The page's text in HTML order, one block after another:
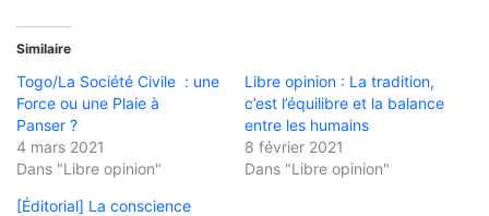
Similaire
Togo/La Société Civile : une
Force ou une Plaie à
Panser ?
4 mars 2021
Dans "Libre opinion"
Libre opinion : La tradition,
c’est l’équilibre et la balance
entre les humains
8 février 2021
Dans "Libre opinion"
[Éditorial] La conscience